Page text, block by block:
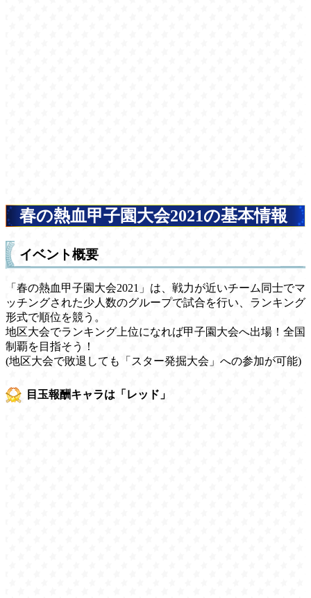
春の熱血甲子園大会2021の基本情報
イベント概要
「春の熱血甲子園大会2021」は、戦力が近いチーム同士でマ
ッチングされた少人数のグループで試合を行い、ランキング
形式で順位を競う。
地区大会でランキング上位になれば甲子園大会へ出場！全国
制覇を目指そう！
(地区大会で敗退しても「スター発掘大会」への参加が可能)
目玉報酬キャラは「レッド」